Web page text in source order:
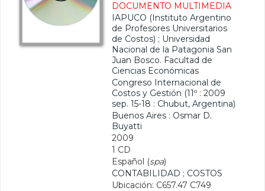
DOCUMENTO MULTIMEDIA
IAPUCO (Instituto Argentino
de Profesores Universitarios
de Costos) ; Universidad
Nacional de la Patagonia San
Juan Bosco. Facultad de
Ciencias Económicas
Congreso Internacional de
Costos y Gestión (11º : 2009
sep. 15-18 : Chubut, Argentina)
Buenos Aires : Osmar D.
Buyatti
2009
1 CD
Español (spa)
CONTABILIDAD ; COSTOS
Ubicación: C657.47 C749